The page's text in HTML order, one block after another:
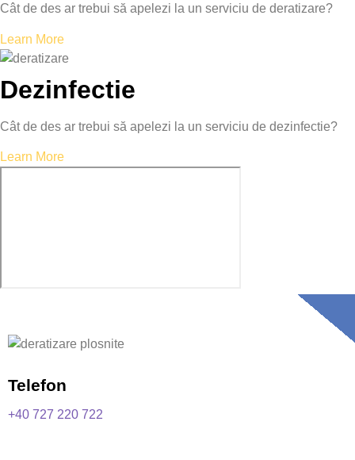
Cât de des ar trebui să apelezi la un serviciu de deratizare?
Learn More
Dezinfectie
Cât de des ar trebui să apelezi la un serviciu de dezinfectie?
Learn More
Telefon
+40 727 220 722